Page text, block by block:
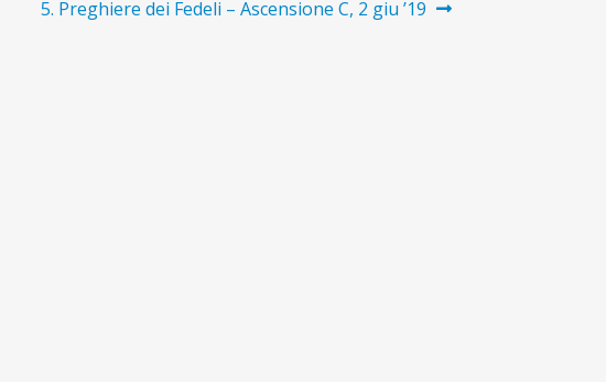
Articolo
5. Preghiere dei Fedeli – Ascensione C, 2 giu ’19